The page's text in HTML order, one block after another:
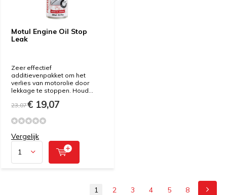
Motul Engine Oil Stop
Leak
Zeer effectief
additievenpakket om het
verlies van motorolie door
lekkage te stoppen. Houd...
23,07€ 19,07
Vergelijk
1 2 3 4 5 8